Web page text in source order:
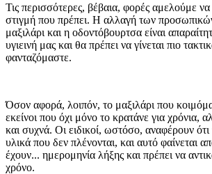
Τις περισσότερες, βέβαια, φορές αμελούμε
στιγμή που πρέπει. Η αλλαγή των
μαξιλάρι και η οδοντόβουρτσα είναι
υγιεινή μας και θα πρέπει να γίνεται πιο
φανταζόμαστε.
Όσον αφορά, λοιπόν, το μαξιλάρι που
εκείνοι που όχι μόνο το κρατάνε για χρόνια,
και συχνά. Οι ειδικοί, ωστόσο, αναφέρουν
υλικά που δεν πλένονται, και αυτό φαίνεται
έχουν... ημερομηνία λήξης και πρέπει να
χρόνο.